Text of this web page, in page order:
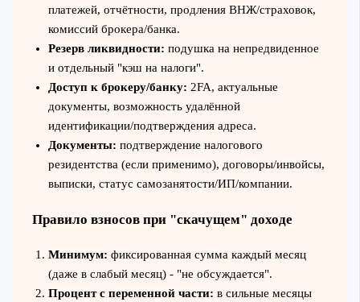
платежей, отчётности, продления ВНЖ/страховок,
комиссий брокера/банка.
Резерв ликвидности: подушка на непредвиденное
и отдельный "кэш на налоги".
Доступ к брокеру/банку: 2FA, актуальные
документы, возможность удалённой
идентификации/подтверждения адреса.
Документы: подтверждение налогового
резидентства (если применимо), договоры/инвойсы,
выписки, статус самозанятости/ИП/компании.
Правило взносов при "скачущем" доходе
Минимум: фиксированная сумма каждый месяц
(даже в слабый месяц) - "не обсуждается".
Процент с переменной части: в сильные месяцы